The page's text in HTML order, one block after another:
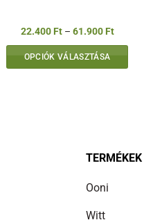
22.400 Ft – 61.900 Ft
OPCIÓK VÁLASZTÁSA
változatok
TERMÉKEK
Ooni
Witt